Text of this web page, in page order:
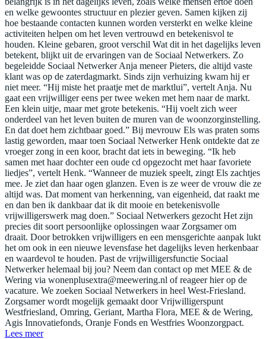
en welke gewoontes structuur en plezier geven. Samen kijken zij
hoe bestaande contacten kunnen worden versterkt en welke kleine
activiteiten helpen om het leven vertrouwd en betekenisvol te
houden. Kleine gebaren, groot verschil Wat dit in het dagelijks leven
betekent, blijkt uit de ervaringen van de Sociaal Netwerkers. Zo
begeleidde Sociaal Netwerker Anja meneer Pieters, die altijd vaste
klant was op de zaterdagmarkt. Sinds zijn verhuizing kwam hij er
niet meer. “Hij miste het praatje met de marktlui”, vertelt Anja. Nu
gaat een vrijwilliger eens per twee weken met hem naar de markt.
Een klein uitje, maar met grote betekenis. “Hij voelt zich weer
onderdeel van het leven buiten de muren van de woonzorginstelling.
En dat doet hem zichtbaar goed.” Bij mevrouw Els was praten soms
lastig geworden, maar toen Sociaal Netwerker Henk ontdekte dat ze
vroeger zong in een koor, bracht dat iets in beweging. “Ik heb
samen met haar dochter een oude cd opgezocht met haar favoriete
liedjes”, vertelt Henk. “Wanneer de muziek speelt, zingt Els zachtjes
mee. Je ziet dan haar ogen glanzen. Even is ze weer de vrouw die ze
altijd was. Dat moment van herkenning, van eigenheid, dat raakt me
en dan ben ik dankbaar dat ik dit mooie en betekenisvolle
vrijwilligerswerk mag doen.” Sociaal Netwerkers gezocht Het zijn
precies dit soort persoonlijke oplossingen waar Zorgsamer om
draait. Door betrokken vrijwilligers en een mensgerichte aanpak lukt
het om ook in een nieuwe levensfase het dagelijks leven herkenbaar
en waardevol te houden. Past de vrijwilligersfunctie Sociaal
Netwerker helemaal bij jou? Neem dan contact op met MEE & de
Wering via wonenplusextra@meewering.nl of reageer hier op de
vacature. We zoeken Sociaal Netwerkers in heel West-Friesland.
Zorgsamer wordt mogelijk gemaakt door Vrijwilligerspunt
Westfriesland, Omring, Geriant, Martha Flora, MEE & de Wering,
Agis Innovatiefonds, Oranje Fonds en Westfries Woonzorgpact.
Lees meer